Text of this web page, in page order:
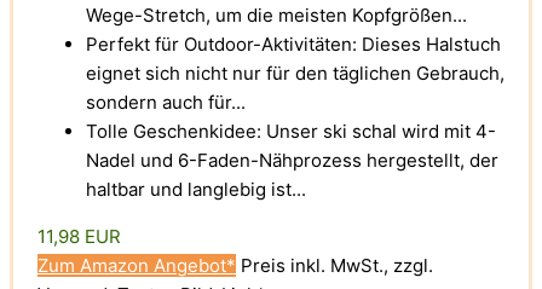
Wege-Stretch, um die meisten Kopfgrößen...
Perfekt für Outdoor-Aktivitäten: Dieses Halstuch
eignet sich nicht nur für den täglichen Gebrauch,
sondern auch für...
Tolle Geschenkidee: Unser ski schal wird mit 4-
Nadel und 6-Faden-Nähprozess hergestellt, der
haltbar und langlebig ist...
11,98 EUR
Zum Amazon Angebot* Preis inkl. MwSt., zzgl.